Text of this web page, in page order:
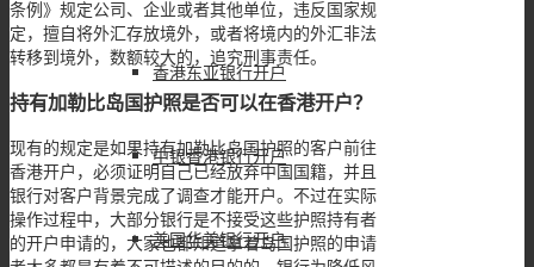
香港东亚银行开户
中银香港银行开户
美国华美银行开户
条例》规定公司、企业或者其他单位，违反国家规
定，擅自将外汇存放境外，或者将境内的外汇非法
转移到境外，数额较大的，追究刑事责任。
持有加勒比岛国护照是否可以在香港开户？
现有的规定是如果持有加勒比岛国护照的客户前往
香港开户，必须证明自己已经放弃中国国籍，并且
银行对客户背景完成了调查才能开户。不过在实际
操作过程中，大部分银行是不接受这些护照持有者
的开户申请的，大家也都知道拿着岛国护照的申请